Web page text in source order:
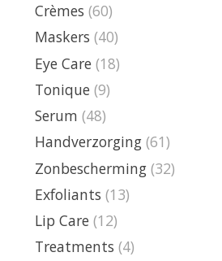
Crèmes (60)
Maskers (40)
Eye Care (18)
Tonique (9)
Serum (48)
Handverzorging (61)
Zonbescherming (32)
Exfoliants (13)
Lip Care (12)
Treatments (4)